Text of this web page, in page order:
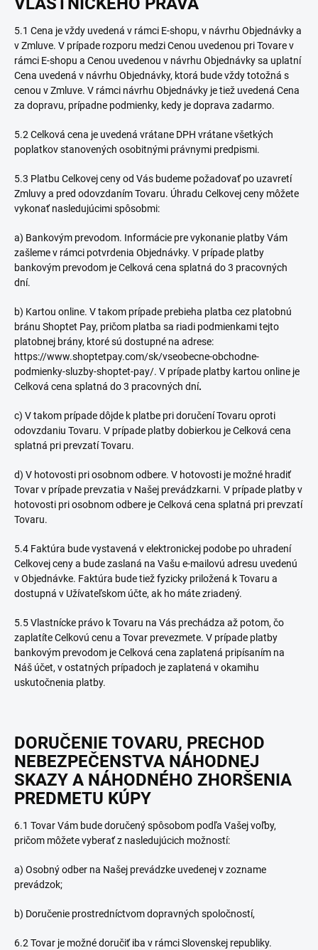
5.1 Cena je vždy uvedená v rámci E-shopu, v návrhu Objednávky a
v Zmluve. V prípade rozporu medzi Cenou uvedenou pri Tovare v
rámci E-shopu a Cenou uvedenou v návrhu Objednávky sa uplatní
Cena uvedená v návrhu Objednávky, ktorá bude vždy totožná s
cenou v Zmluve. V rámci návrhu Objednávky je tiež uvedená Cena
za dopravu, prípadne podmienky, kedy je doprava zadarmo.
5.2 Celková cena je uvedená vrátane DPH vrátane všetkých
poplatkov stanovených osobitnými právnymi predpismi.
5.3 Platbu Celkovej ceny od Vás budeme požadovať po uzavretí
Zmluvy a pred odovzdaním Tovaru. Úhradu Celkovej ceny môžete
vykonať nasledujúcimi spôsobmi:
a) Bankovým prevodom. Informácie pre vykonanie platby Vám
zašleme v rámci potvrdenia Objednávky. V prípade platby
bankovým prevodom je Celková cena splatná do 3 pracovných
dní.
b) Kartou online. V takom prípade prebieha platba cez platobnú
bránu Shoptet Pay, pričom platba sa riadi podmienkami tejto
platobnej brány, ktoré sú dostupné na adrese:
https://www.shoptetpay.com/sk/vseobecne-obchodne-
podmienky-sluzby-shoptet-pay/. V prípade platby kartou online je
Celková cena splatná do 3 pracovných dní.
c) V takom prípade dôjde k platbe pri doručení Tovaru oproti
odovzdaniu Tovaru. V prípade platby dobierkou je Celková cena
splatná pri prevzatí Tovaru.
d) V hotovosti pri osobnom odbere. V hotovosti je možné hradiť
Tovar v prípade prevzatia v Našej prevádzkarni. V prípade platby v
hotovosti pri osobnom odbere je Celková cena splatná pri prevzatí
Tovaru.
5.4 Faktúra bude vystavená v elektronickej podobe po uhradení
Celkovej ceny a bude zaslaná na Vašu e-mailovú adresu uvedenú
v Objednávke. Faktúra bude tiež fyzicky priložená k Tovaru a
dostupná v Užívateľskom účte, ak ho máte zriadený.
5.5 Vlastnícke právo k Tovaru na Vás prechádza až potom, čo
zaplatíte Celkovú cenu a Tovar prevezmete. V prípade platby
bankovým prevodom je Celková cena zaplatená pripísaním na
Náš účet, v ostatných prípadoch je zaplatená v okamihu
uskutočnenia platby.
DORUČENIE TOVARU, PRECHOD
NEBEZPEČENSTVA NÁHODNEJ
SKAZY A NÁHODNÉHO ZHORŠENIA
PREDMETU KÚPY
6.1 Tovar Vám bude doručený spôsobom podľa Vašej voľby,
pričom môžete vyberať z nasledujúcich možností:
a) Osobný odber na Našej prevádzke uvedenej v zozname
prevádzok;
b) Doručenie prostredníctvom dopravných spoločností,
6.2 Tovar je možné doručiť iba v rámci Slovenskej republiky.